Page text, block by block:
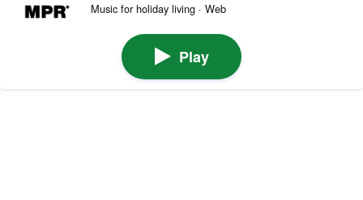
Music for holiday living · Web
Play